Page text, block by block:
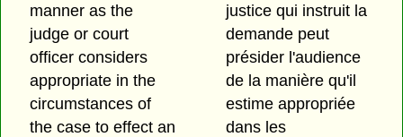
manner as the
judge or court
officer considers
appropriate in the
circumstances of
the case to effect an
justice qui instruit la
demande peut
présider l'audience
de la manière qu'il
estime appropriée
dans les